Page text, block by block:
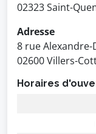
02323 Saint-
Adresse
8 rue Alexandre-
02600 Villers-
Horaires